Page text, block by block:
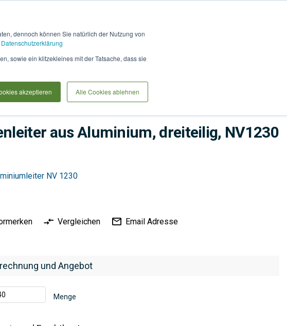
dennoch können Sie natürlich der Nutzung von
Datenschutzerklärung
sowie ein klitzekleines mit der Tatsache, dass sie
akzeptieren Alle Cookies ablehnen
it
aus Aluminium, dreiteilig, NV1230
und Angebot
Menge
NV 1230
Vergleichen Email Adresse